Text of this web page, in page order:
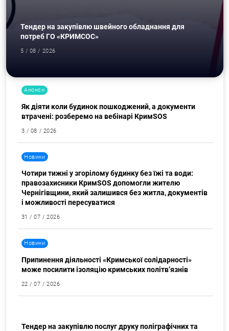
Тендер на закупівлю швейного обладнання для
потреб ГО «КРИМСОС»
5 / 08 / 2026
Анонси
Як діяти коли будинок пошкоджений, а документи
втрачені: розберемо на вебінарі КримSOS
3 / 08 / 2026
Новини
Чотири тижні у згорілому будинку без їжі та води:
правозахисники КримSOS допомогли жителю
Чернігівщини, який залишився без житла, документів
і можливості пересуватися
31 / 07 / 2026
Новини
Припинення діяльності «Кримської солідарності»
може посилити ізоляцію кримських політв’язнів
22 / 07 / 2026
Тендер на закупівлю послуг друку поліграфічних та